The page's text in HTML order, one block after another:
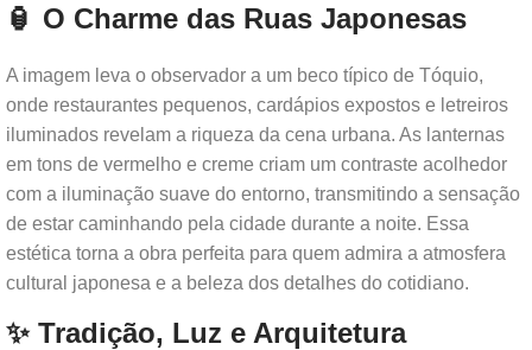
🏮 O Charme das Ruas Japonesas
A imagem leva o observador a um beco típico de Tóquio,
onde restaurantes pequenos, cardápios expostos e letreiros
iluminados revelam a riqueza da cena urbana. As lanternas
em tons de vermelho e creme criam um contraste acolhedor
com a iluminação suave do entorno, transmitindo a sensação
de estar caminhando pela cidade durante a noite. Essa
estética torna a obra perfeita para quem admira a atmosfera
cultural japonesa e a beleza dos detalhes do cotidiano.
✨ Tradição, Luz e Arquitetura